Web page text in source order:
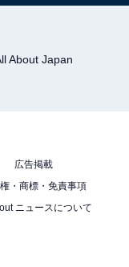
About Japan
広告掲載
・商標・免責事項
ニュースについて